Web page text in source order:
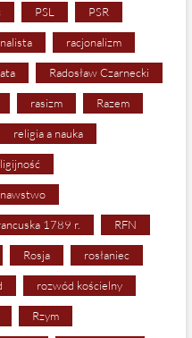
PSL PSR
racjonalizm
Radosław Czarnecki
rasizm Razem
religia a nauka
1789 r. RFN
Rosja rosłaniec
rozwód kościelny
Rzym